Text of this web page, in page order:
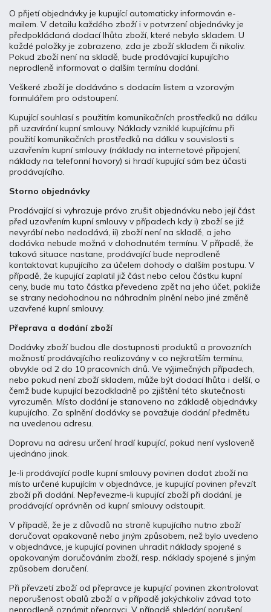
O přijetí objednávky je kupující automaticky informován e-
mailem. V detailu každého zboží i v potvrzení objednávky je
předpokládaná dodací lhůta zboží, které nebylo skladem. U
každé položky je zobrazeno, zda je zboží skladem či nikoliv.
Pokud zboží není na skladě, bude prodávající kupujícího
neprodleně informovat o dalším termínu dodání.
Veškeré zboží je dodáváno s dodacím listem a vzorovým
formulářem pro odstoupení.
Kupující souhlasí s použitím komunikačních prostředků na dálku
při uzavírání kupní smlouvy. Náklady vzniklé kupujícímu při
použití komunikačních prostředků na dálku v souvislosti s
uzavřením kupní smlouvy (náklady na internetové připojení,
náklady na telefonní hovory) si hradí kupující sám bez účasti
prodávajícího.
Storno objednávky
Prodávající si vyhrazuje právo zrušit objednávku nebo její část
před uzavřením kupní smlouvy v případech kdy i) zboží se již
nevyrábí nebo nedodává, ii) zboží není na skladě, a jeho
dodávka nebude možná v dohodnutém termínu. V případě, že
taková situace nastane, prodávající bude neprodleně
kontaktovat kupujícího za účelem dohody o dalším postupu. V
případě, že kupující zaplatil již část nebo celou částku kupní
ceny, bude mu tato částka převedena zpět na jeho účet, pakliže
se strany nedohodnou na náhradním plnění nebo jiné změně
uzavřené kupní smlouvy.
Přeprava a dodání zboží
Dodávky zboží budou dle dostupnosti produktů a provozních
možností prodávajícího realizovány v co nejkratším termínu,
obvykle od 2 do 10 pracovních dnů. Ve výjimečných případech,
nebo pokud není zboží skladem, může být dodací lhůta i delší, o
čemž bude kupující bezodkladně po zjištění této skutečnosti
vyrozuměn. Místo dodání je stanoveno na základě objednávky
kupujícího. Za splnění dodávky se považuje dodání předmětu
na uvedenou adresu.
Dopravu na adresu určení hradí kupující, pokud není vysloveně
ujednáno jinak.
Je-li prodávající podle kupní smlouvy povinen dodat zboží na
místo určené kupujícím v objednávce, je kupující povinen převzít
zboží při dodání. Nepřevezme-li kupující zboží při dodání, je
prodávající oprávněn od kupní smlouvy odstoupit.
V případě, že je z důvodů na straně kupujícího nutno zboží
doručovat opakovaně nebo jiným způsobem, než bylo uvedeno
v objednávce, je kupující povinen uhradit náklady spojené s
opakovaným doručováním zboží, resp. náklady spojené s jiným
způsobem doručení.
Při převzetí zboží od přepravce je kupující povinen zkontrolovat
neporušenost obalů zboží a v případě jakýchkoliv závad toto
neprodleně oznámit přepravci. V případě shledání porušení